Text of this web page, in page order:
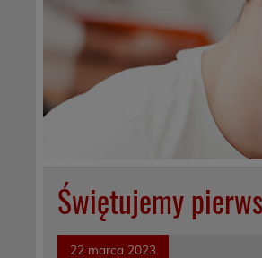
Świętujemy
22 marca 2023